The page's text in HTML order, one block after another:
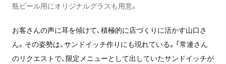
瓶ビール用にオリジナルグラスも用意。
お客さんの声に耳を傾けて、積極的に店づくりに活かす山口さ
ん。その姿勢は、サンドイッチ作りにも現れている。「常連さん
のリクエストで、限定メニューとして出していたサンドイッチが